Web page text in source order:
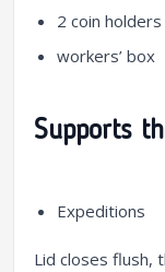
2 coin
workers’ box
Supports
Expeditions
Lid closes flush,